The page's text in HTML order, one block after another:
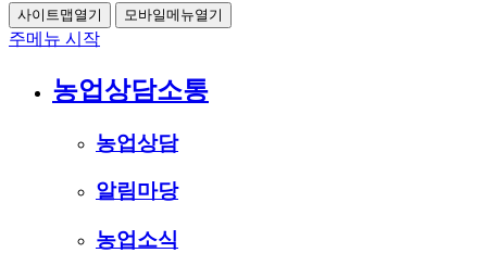
사이트맵열기 모바일메뉴열기
주메뉴 시작
농업상담소통
농업상담
알림마당
농업소식